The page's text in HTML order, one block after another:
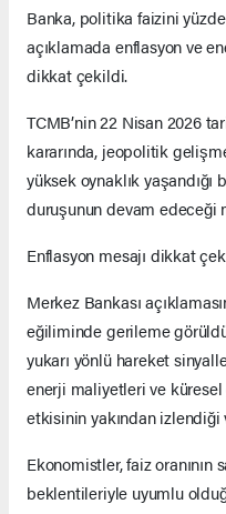
Banka, politika faizini
açıklamada enflasyon ve
dikkat çekildi.
TCMB’nin 22 Nisan 2026
kararında, jeopolitik
yüksek oynaklık yaşandığı
duruşunun devam edeceği
Enflasyon mesajı dikkat
Merkez Bankası
eğiliminde gerileme
yukarı yönlü hareket
enerji maliyetleri ve
etkisinin yakından izlendiği
Ekonomistler, faiz oranının
beklentileriyle uyumlu